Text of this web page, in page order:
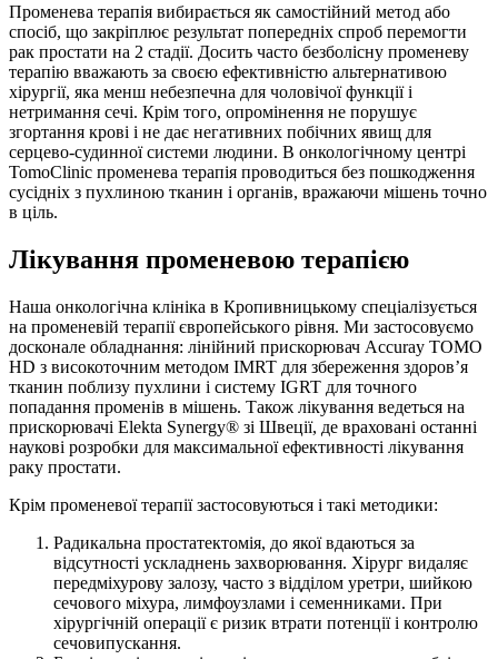
Променева терапія вибирається як самостійний метод або
спосіб, що закріплює результат попередніх спроб перемогти
рак простати на 2 стадії. Досить часто безболісну променеву
терапію вважають за своєю ефективністю альтернативою
хірургії, яка менш небезпечна для чоловічої функції і
нетримання сечі. Крім того, опромінення не порушує
згортання крові і не дає негативних побічних явищ для
серцево-судинної системи людини. В онкологічному центрі
TomoClinic променева терапія проводиться без пошкодження
сусідніх з пухлиною тканин і органів, вражаючи мішень точно
в ціль.
Лікування променевою терапією
Наша онкологічна клініка в Кропивницькому спеціалізується
на променевій терапії європейського рівня. Ми застосовуємо
досконале обладнання: лінійний прискорювач Accuray TOMO
HD з високоточним методом IMRT для збереження здоров’я
тканин поблизу пухлини і систему IGRT для точного
попадання променів в мішень. Також лікування ведеться на
прискорювачі Elekta Synergy® зі Швеції, де враховані останні
наукові розробки для максимальної ефективності лікування
раку простати.
Крім променевої терапії застосовуються і такі методики:
Радикальна простатектомія, до якої вдаються за
відсутності ускладнень захворювання. Хірург видаляє
передміхурову залозу, часто з відділом уретри, шийкою
сечового міхура, лимфоузлами і семенниками. При
хірургічній операції є ризик втрати потенції і контролю
сечовипускання.